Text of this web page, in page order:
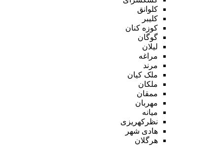
کلوانق
کلیبر
کوزه کنان
گوگان
لیلان
مراغه
مرند
ملک کیان
ملکان
ممقان
مهربان
میانه
نظرکهریزی
هادی شهر
هرگلان